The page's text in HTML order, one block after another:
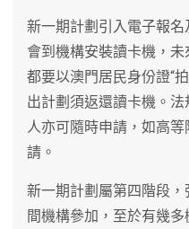
新一期計劃引入電子報
會到機構安裝讀卡機，
都要以澳門居民身份證“
出計劃須返還讀卡機。
人亦可隨時申請，如高
請。
新一期計劃屬第四階段
間機構參加，至於有幾